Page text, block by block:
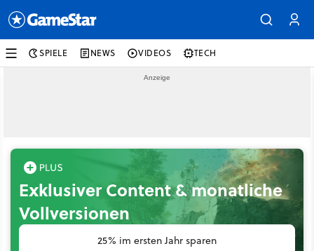
SPIELE NEWS VIDEOS TECH
Exklusiver Content & monatliche
Vollversionen
25% im ersten Jahr sparen